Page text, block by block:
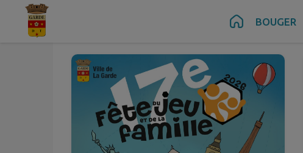
Contenu Pied de page BOUGER